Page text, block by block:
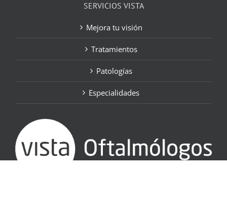
SERVICIOS VISTA
Mejora tu visión
Tratamientos
Patologías
Especialidades